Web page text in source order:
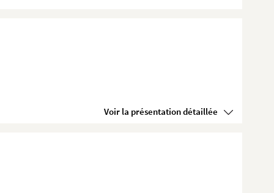
Voir la présentation détaillée